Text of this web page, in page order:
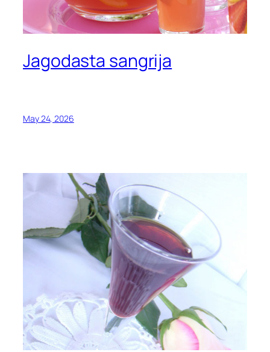
Jagodasta sangrija
May 24, 2026